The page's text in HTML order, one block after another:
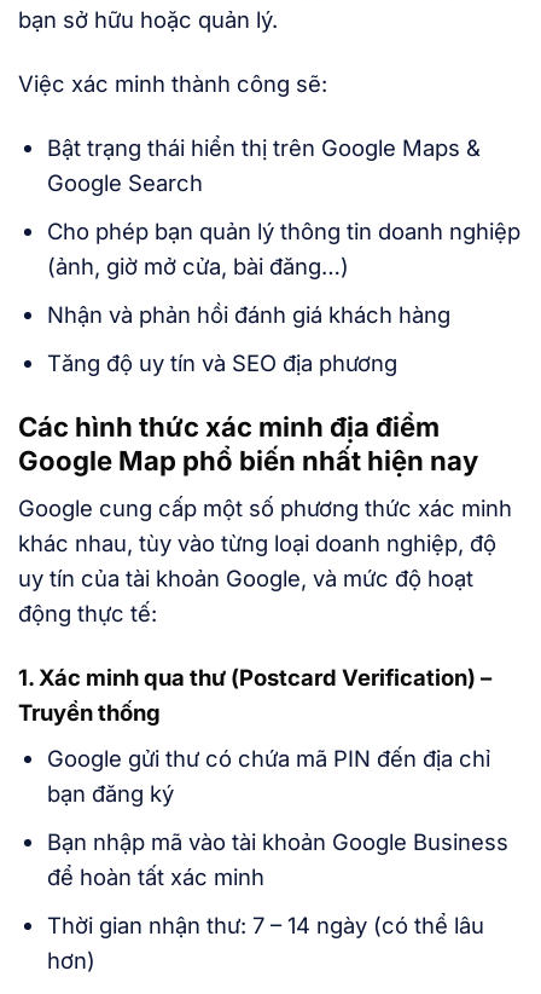
bạn sở hữu hoặc quản lý.
Việc xác minh thành công sẽ:
Bật trạng thái hiển thị trên Google Maps &
Google Search
Cho phép bạn quản lý thông tin doanh nghiệp
(ảnh, giờ mở cửa, bài đăng…)
Nhận và phản hồi đánh giá khách hàng
Tăng độ uy tín và SEO địa phương
Các hình thức xác minh địa điểm
Google Map phổ biến nhất hiện nay
Google cung cấp một số phương thức xác minh
khác nhau, tùy vào từng loại doanh nghiệp, độ
uy tín của tài khoản Google, và mức độ hoạt
động thực tế:
1. Xác minh qua thư (Postcard Verification) –
Truyền thống
Google gửi thư có chứa mã PIN đến địa chỉ
bạn đăng ký
Bạn nhập mã vào tài khoản Google Business
để hoàn tất xác minh
Thời gian nhận thư: 7 – 14 ngày (có thể lâu
hơn)